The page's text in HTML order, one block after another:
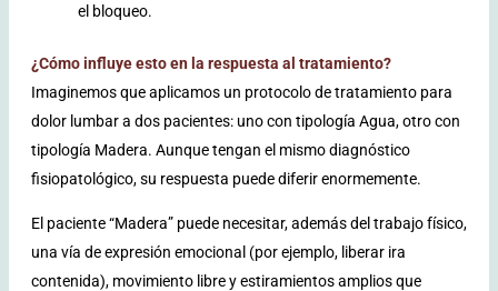
el bloqueo.
¿Cómo influye esto en la respuesta al tratamiento?
Imaginemos que aplicamos un protocolo de tratamiento para
dolor lumbar a dos pacientes: uno con tipología Agua, otro con
tipología Madera. Aunque tengan el mismo diagnóstico
fisiopatológico, su respuesta puede diferir enormemente.
El paciente “Madera” puede necesitar, además del trabajo físico,
una vía de expresión emocional (por ejemplo, liberar ira
contenida), movimiento libre y estiramientos amplios que